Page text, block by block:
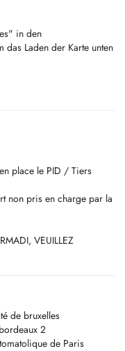
in den
das Laden der Karte unten
place le PID / Tiers
non pris en charge par la
VEUILLEZ
de bruxelles
2
de Paris